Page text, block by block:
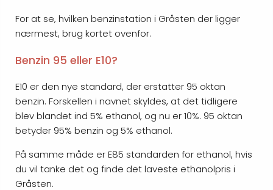
For at se, hvilken benzinstation i Gråsten der ligger
nærmest, brug kortet ovenfor.
Benzin 95 eller E10?
E10 er den nye standard, der erstatter 95 oktan
benzin. Forskellen i navnet skyldes, at det tidligere
blev blandet ind 5% ethanol, og nu er 10%. 95 oktan
betyder 95% benzin og 5% ethanol.
På samme måde er E85 standarden for ethanol, hvis
du vil tanke det og finde det laveste ethanolpris i
Gråsten.